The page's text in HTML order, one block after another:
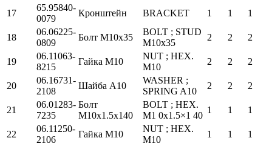
17
65.95840-
0079
Кронштейн BRACKET 1 1 1
18
06.06225-
0809
Болт М10х35
BOLT ; STUD
M10x35
2 2 2
19
06.11063-
8215
Гайка М10
NUT ; HEX.
M10
2 2 2
20
06.16731-
2108
Шайба А10
WASHER ;
SPRING A10
2 2 2
21
06.01283-
7235
Болт
М10х1.5х140
BOLT ; HEX.
M1 0x1.5×1 40
1 1 1
22
06.11250-
2106
Гайка М10
NUT ; HEX.
M10
1 1 1